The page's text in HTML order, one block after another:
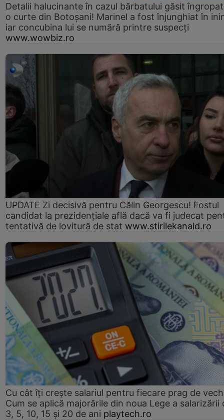
Detalii halucinante în cazul bărbatului găsit
o curte din Botoșani! Marinel a fost înjunghiat în
iar concubina lui se numără printre suspecți
www.wowbiz.ro
UPDATE Zi decisivă pentru Călin Georgescu! Fostul
candidat la prezidențiale află dacă va fi judecat
tentativă de lovitură de stat www.stirilekanald.ro
Cu cât îți crește salariul pentru fiecare prag de
Cum se aplică majorările din noua Lege a salarizării
3, 5, 10, 15 și 20 de ani playtech.ro